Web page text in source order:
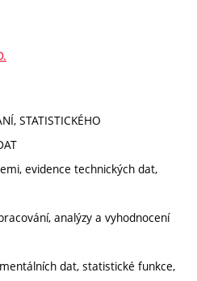
STATISTICKÉHO
evidence technických dat,
analýzy a vyhodnocení
dat, statistické funkce,